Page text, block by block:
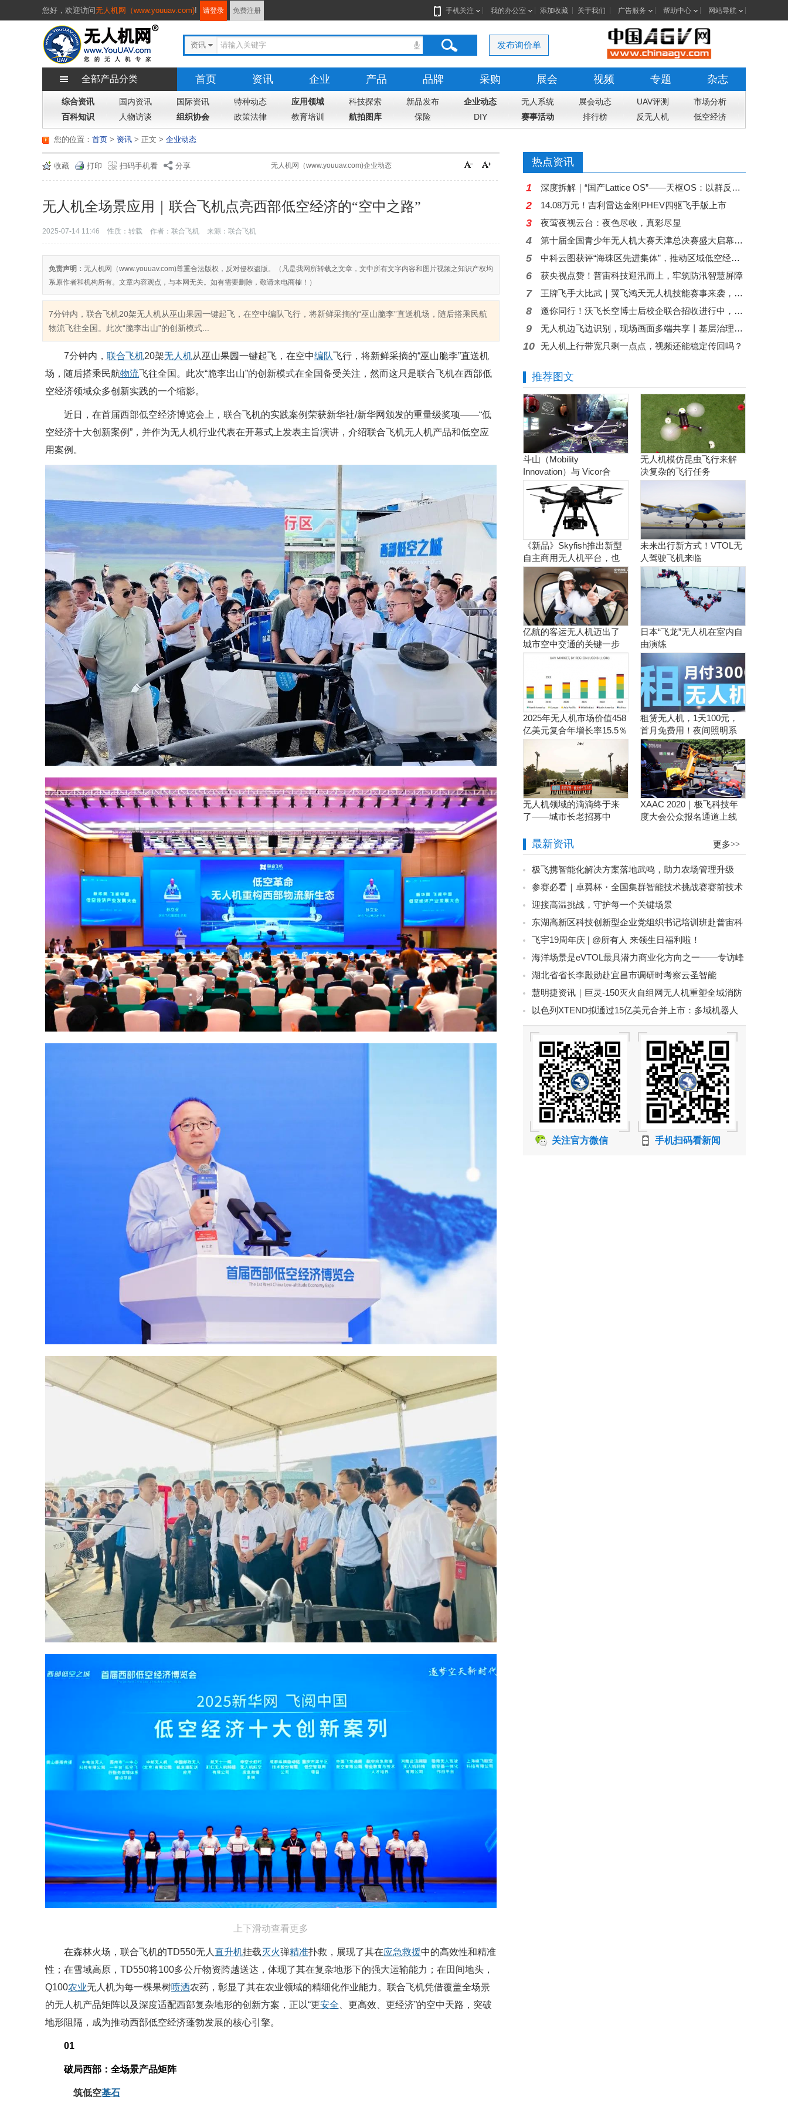
您好， 欢迎访问无人机网（www.youuav.com)! 请登录 免费注册 手机关注 我的办公室 添加收藏 关于我们 广告服务 帮助中心 网站导航
资讯 发布询价单
全部产品分类 首页 资讯 企业 产品 品牌 采购 展会 视频 专题 杂志
综合资讯 国内资讯 国际资讯 特种动态 应用领域 科技探索 新品发布 企业动态 无人系统 展会动态 UAV评测
市场分析
百科知识
人物访谈 组织协会 政策法律 教育培训 航拍图库 保险 DIY 赛事活动 排行榜 反无人机 低空经济
您的位置： 首页 > 资讯 > 企业动态
> 正文
收藏 打印 扫码手机看 分享 无人机网（www.youuav.com)企业动态
无人机全场景应用｜联合飞机点亮西部低空经济的“空中之路”
2025-07-14 11:46 性质：转载 作者：联合飞机 来源：联合飞机
免责声明： 无人机网（www.youuav.com)尊重合法版权，反对侵权盗版。（凡是我网所转载之文章，文中所有文字内容和图片视频之知识产权均
系原作者和机构所有。文章内容观点，与本网无关。如有需要删除，敬请来电商榷！）
7分钟内，联合飞机20架无人机从巫山果园一键起飞，在空中编队飞行，将新鲜采摘的“巫山脆李”直送机场，随后搭乘民航
物流飞往全国。此次“脆李出山”的创新模式...
7分钟内， 联合飞机20架无人机从巫山果园一键起飞，在空中编队飞行，将新鲜采摘的“巫山脆李”直送机
场，随后搭乘民航物流飞往全国。此次“脆李出山”的创新模式在全国备受关注，然而这只是联合飞机在西部低
空经济领域众多创新实践的一个缩影。
近日，在首届西部低空经济博览会上，联合飞机的实践案例荣获新华社/新华网颁发的重量级奖项——“低
空经济十大创新案例”，并作为无人机行业代表在开幕式上发表主旨演讲，介绍联合飞机无人机产品和低空应
用案例。
上下滑动查看更多
在森林火场，联合飞机的TD550无人 直升机挂载灭火弹精准扑救，展现了其在应急救援中的高效性和精准
性；在雪域高原，TD550将100多公斤物资跨越送达，体现了其在复杂地形下的强大运输能力；在田间地头，
Q100农业无人机为每一棵果树喷洒农药，彰显了其在农业领域的精细化作业能力。联合飞机凭借覆盖全场景
的无人机产品矩阵以及深度适配西部复杂地形的创新方案，正以“更安全 、更高效、更经济”的空中天路，突破
地形阻隔，成为推动西部低空经济蓬勃发展的核心引擎。
01
破局西部：全场景产品矩阵
筑低空基石
热点资讯
1 深度拆解｜“国产Lattice OS”——天枢OS：以群反群，构建中国自主低空反无人机蜂群作战体系
2 14.08万元！吉利雷达金刚PHEV四驱飞手版上市
3 夜莺夜视云台：夜色尽收，真彩尽显
4 第十届全国青少年无人机大赛天津总决赛盛大启幕，高巨创新五大核心赛项赋能科创舞台
5 中科云图获评“海珠区先进集体”，推动区域低空经济从示范走向常态
6 获央视点赞！普宙科技迎汛而上，牢筑防汛智慧屏障
7 王牌飞手大比武｜翼飞鸿天无人机技能赛事来袭，现金大奖等你来拿
8 邀你同行！沃飞长空博士后校企联合招收进行中，共筑低空人才高地
9 无人机边飞边识别，现场画面多端共享丨基层治理问题秒级响应
10 无人机上行带宽只剩一点点，视频还能稳定传回吗？
推荐图文
斗山（Mobility
Innovation）与 Vicor合
作。实现商用氢燃料电池
无人机
无人机模仿昆虫飞行来解
决复杂的飞行任务
《新品》Skyfish推出新型
自主商用无人机平台，也
可搭载Sony Alpha相机
未来出行新方式！VTOL无
人驾驶飞机来临
亿航的客运无人机迈出了
城市空中交通的关键一步
日本“飞龙”无人机在室内自
由演练
2025年无人机市场价值458
亿美元复合年增长率15.5％
租赁无人机，1天100元，
首月免费用！夜间照明系
统施工、抢险、应急救援
利器！
无人机领域的滴滴终于来
了——城市长老招募中
XAAC 2020｜极飞科技年
度大会公众报名通道上线
最新资讯 更多>>
极飞携智能化解决方案落地武鸣，助力农场管理升级
参赛必看｜卓翼杯・全国集群智能技术挑战赛赛前技术
培训即将开启！
迎接高温挑战，守护每一个关键场景
东湖高新区科技创新型企业党组织书记培训班赴普宙科
技参观调研
飞宇19周年庆 | @所有人 来领生日福利啦！
海洋场景是eVTOL最具潜力商业化方向之一——专访峰
飞航空谢嘉丨低空大咖谈
湖北省省长李殿勋赴宜昌市调研时考察云圣智能
慧明捷资讯｜巨灵-150灭火自组网无人机重塑全域消防
救援新格局，硬核空中救险！
以色列XTEND拟通过15亿美元合并上市：多域机器人
平台加速规模化
关注官方微信 手机扫码看新闻